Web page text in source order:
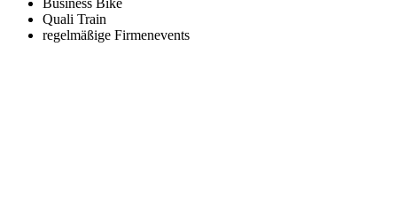
Quali Train
regelmäßige Firmenevents